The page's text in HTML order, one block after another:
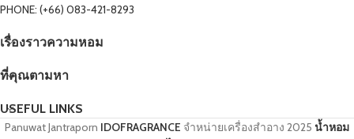
PHONE: (+66) 083-421-8293
เรื่องราวความหอม
ที่คุณตามหา
USEFUL LINKS
Panuwat Jantraporn IDOFRAGRANCE จำหน่ายเครื่องสำอาง 2025 น้ำหอม